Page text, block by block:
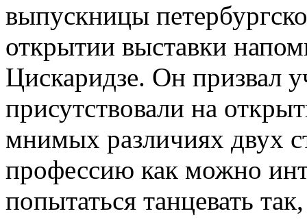
выпускницы
открытии выставки
Цискаридзе. Он призвал
присутствовали на
мнимых различиях двух
профессию как можно
попытаться танцевать